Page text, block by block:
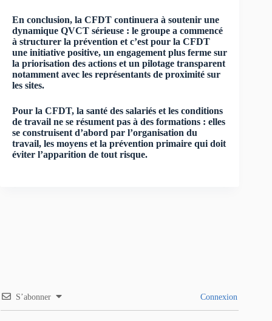
En conclusion, la CFDT continuera à soutenir une
dynamique QVCT sérieuse : le groupe a commencé
à structurer la prévention et c’est pour la CFDT
une initiative positive, un engagement plus ferme sur
la priorisation des actions et un pilotage transparent
notamment avec les représentants de proximité sur
les sites.
Pour la CFDT, la santé des salariés et les conditions
de travail ne se résument pas à des formations : elles
se construisent d’abord par l’organisation du
travail, les moyens et la prévention primaire qui doit
éviter l’apparition de tout risque.
S’abonner Connexion